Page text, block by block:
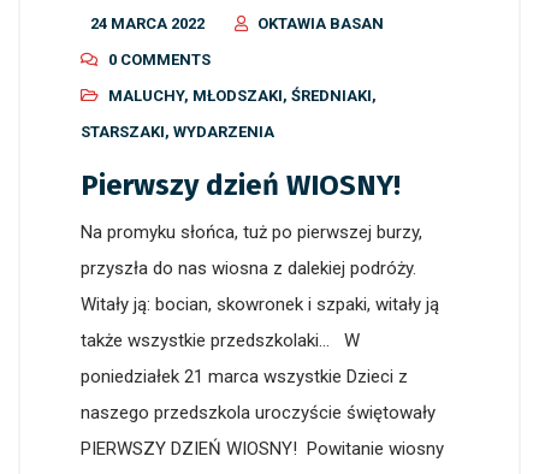
24 MARCA 2022
OKTAWIA BASAN
0 COMMENTS
MALUCHY, MŁODSZAKI, ŚREDNIAKI,
STARSZAKI, WYDARZENIA
Pierwszy dzień WIOSNY!
Na promyku słońca, tuż po pierwszej burzy,
przyszła do nas wiosna z dalekiej podróży.
Witały ją: bocian, skowronek i szpaki, witały ją
także wszystkie przedszkolaki… W
poniedziałek 21 marca wszystkie Dzieci z
naszego przedszkola uroczyście świętowały
PIERWSZY DZIEŃ WIOSNY! Powitanie wiosny